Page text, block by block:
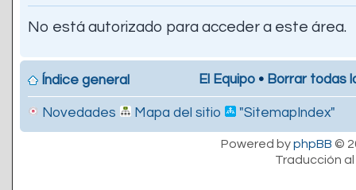
No está autorizado para acceder a este área.
Índice general El Equipo • Borrar todas
Novedades Mapa del sitio "SitemapIndex"
Powered byphpBB ©
Traducción